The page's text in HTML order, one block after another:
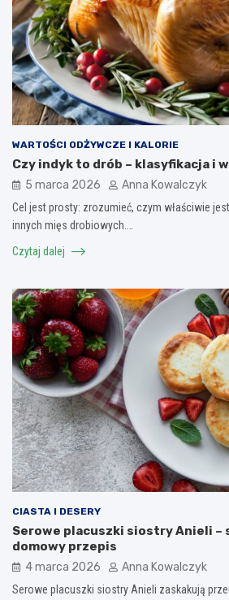
WARTOŚCI ODŻYWCZE I KALORIE
Czy indyk to drób – klasyfikacja i
5 marca 2026 Anna Kowalczyk
Cel jest prosty: zrozumieć, czym właściwie
innych mięs drobiowych.…
Czytaj dalej
CIASTA I DESERY
Serowe placuszki siostry Anieli –
domowy przepis
4 marca 2026 Anna Kowalczyk
Serowe placuszki siostry Anieli zaskakują